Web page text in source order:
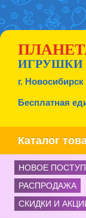
ИГРУШКИ
г. Новосибирск
Бесплатная
Каталог
НОВОЕ
РАСПРОДАЖА
СКИДКИ И